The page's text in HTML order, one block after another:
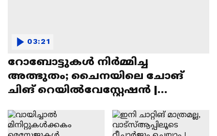
റോബോട്ടുകൾ നിർമ്മിച്ച
അത്ഭുതം; ചൈനയിലെ ചോങ്
ചിങ് റെയിൽവേസ്റ്റേഷൻ |
03:21